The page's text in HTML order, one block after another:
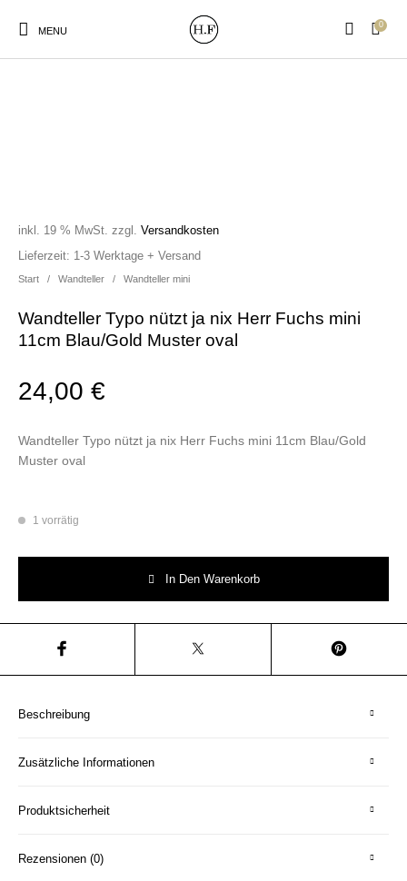
MENU
0
Gutscheine Kissen
Print:
Poster&Notizbücher
Strudia-Kampfkunst
für den Kopf
Taschen/Turnbeutel
Start / Wandteller / Wandteller mini
Wandteller Typo nützt ja nix Herr Fuchs mini
11cm Blau/Gold Muster oval
24,00€
inkl. 19 % MwSt. zzgl.Versandkosten
Wandteller Typo nützt ja nix Herr Fuchs mini 11cm Blau/Gold
Muster oval
Lieferzeit: 1-3 Werktage + Versand
1 vorrätig
In Den Warenkorb
Beschreibung
Zusätzliche Informationen
Produktsicherheit
Rezensionen (0)